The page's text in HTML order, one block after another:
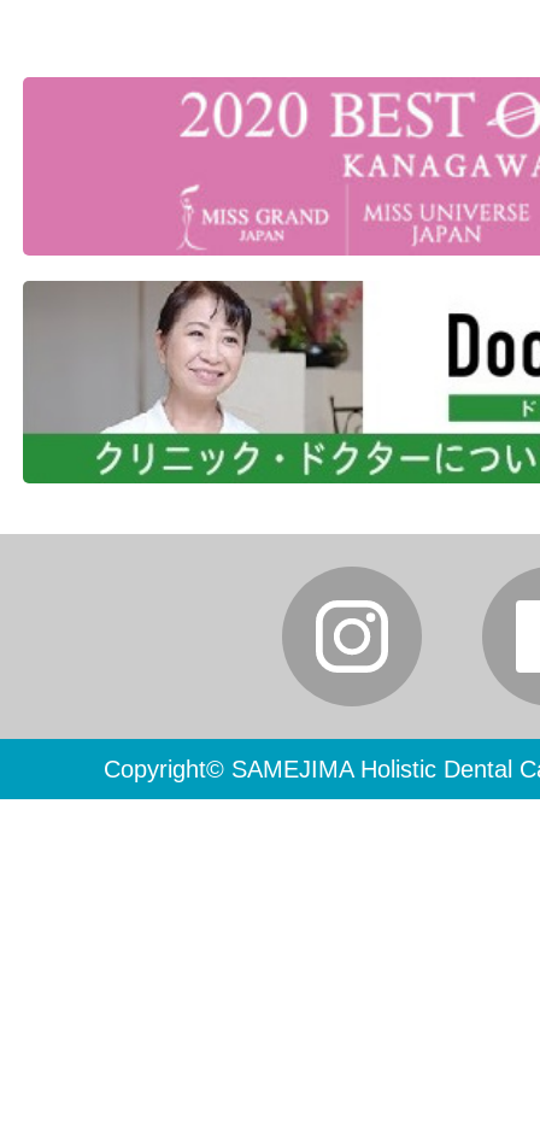
Copyright© SAMEJIMA Holistic Dental